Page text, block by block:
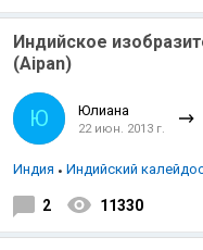
Индийское
(Aipan)
Ю Юлиана
22 июн. 2013 г.
Индия Индийский
2 11330